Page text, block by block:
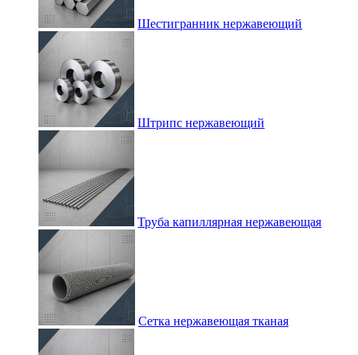
Шестигранник нержавеющий
Штрипс нержавеющий
Труба капиллярная нержавеющая
Сетка нержавеющая тканая